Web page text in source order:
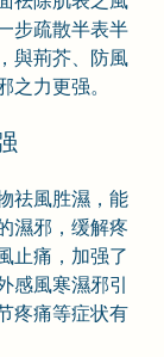
步疏散半表半
與荊芥、防風
力更强。
祛風胜濕，能
濕邪，缓解疼
止痛，加强了
感風寒濕邪引
疼痛等症状有